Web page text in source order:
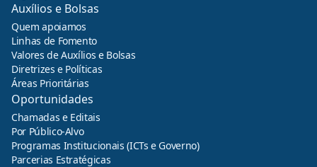
Auxílios e Bolsas
Quem apoiamos
Linhas de Fomento
Valores de Auxílios e Bolsas
Diretrizes e Políticas
Áreas Prioritárias
Oportunidades
Chamadas e Editais
Por Público-Alvo
Programas Institucionais (ICTs e Governo)
Parcerias Estratégicas